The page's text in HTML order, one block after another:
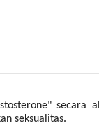
secara
seksualitas.